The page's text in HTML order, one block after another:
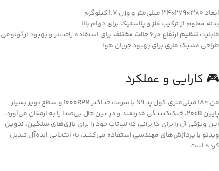
ابعاد 380×279×34 میلی‌متر و وزن 1.7 کیلوگرم
بدنه مقاوم از ترکیب فلز و پلاستیک برای دوام بالا
قابلیتتنظیم ارتفاع در 6 حالت مختلف
برای استفاده راحت‌تر و بهبود ارگونومی
طراحی مشبک فلزی برای بهبود جریان هوا
🎮 کارایی و عملکرد
فن 180 میلی‌متری کول پد N9 با سرعت حداکثر 1000RPM و سطح نویز بسیار
پایین20dB، خنک‌کنندگی قدرتمند و در عین حال بی‌صدا را به ارمغان می‌آورد.
این ویژگی آن را برای کاربرانی که لپ‌تاپ خود را برای بازی‌های سنگین، تدوین
ویدئو یا پردازش‌های مهندسی استفاده می‌کنند، به انتخابی ایده‌آل تبدیل
کرده است.